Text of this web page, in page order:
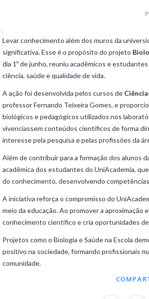
Levar conhecimento além dos muros da
significativa. Esse é o propósito do projeto
dia 1º de junho, reuniu acadêmicos e
ciência, saúde e qualidade de vida.
A ação foi desenvolvida pelos cursos de
professor Fernando Teixeira Gomes, e
biológicos e pedagógicos utilizados nos
vivenciassem conteúdos científicos de forma
interesse pela pesquisa e pelas profissões da
Além de contribuir para a formação dos alunos
acadêmica dos estudantes do UniAcademia,
do conhecimento, desenvolvendo
A iniciativa reforça o compromisso do
meio da educação. Ao promover a
conhecimento científico e cria oportunidades
Projetos como o Biologia e Saúde na Escola
positivo na sociedade, formando profissionais
comunidade.